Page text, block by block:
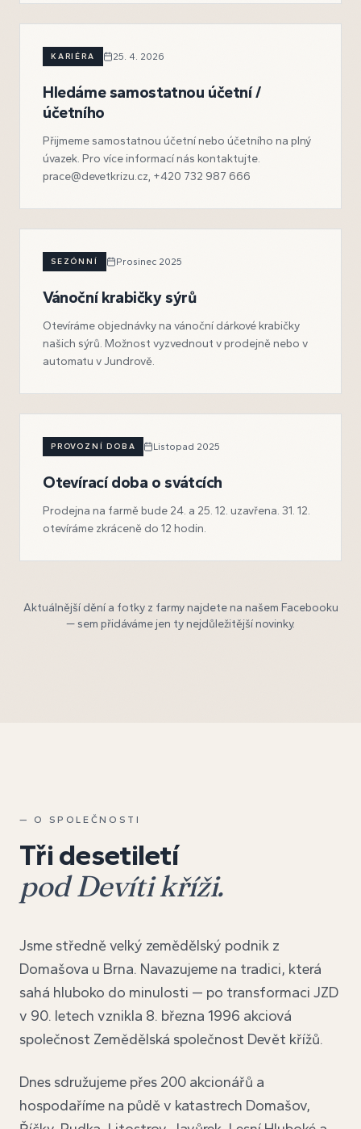
KARIÉRA 25. 4. 2026
Hledáme samostatnou účetní /
účetního
Přijmeme samostatnou účetní nebo účetního na plný
úvazek. Pro více informací nás kontaktujte.
prace@devetkrizu.cz, +420 732 987 666
SEZÓNNÍ Prosinec 2025
Vánoční krabičky sýrů
Otevíráme objednávky na vánoční dárkové krabičky
našich sýrů. Možnost vyzvednout v prodejně nebo v
automatu v Jundrově.
PROVOZNÍ DOBA Listopad 2025
Otevírací doba o svátcích
Prodejna na farmě bude 24. a 25. 12. uzavřena. 31. 12.
otevíráme zkráceně do 12 hodin.
Aktuálnější dění a fotky z farmy najdete na našem Facebooku
— sem přidáváme jen ty nejdůležitější novinky.
— O SPOLEČNOSTI
Tři desetiletí
pod Devíti kříži.
Jsme středně velký zemědělský podnik z
Domašova u Brna. Navazujeme na tradici, která
sahá hluboko do minulosti — po transformaci JZD
v 90. letech vznikla 8. března 1996 akciová
společnost Zemědělská společnost Devět křížů.
Dnes sdružujeme přes 200 akcionářů a
hospodaříme na půdě v katastrech Domašov,